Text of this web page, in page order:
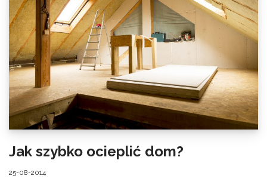
Jak szybko ocieplić dom?
25-08-2014